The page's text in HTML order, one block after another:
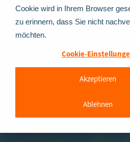
Cookie wird in Ihrem Browser
zu erinnern, dass Sie nicht
möchten.
Cookie-
Akzeptieren
Ablehnen